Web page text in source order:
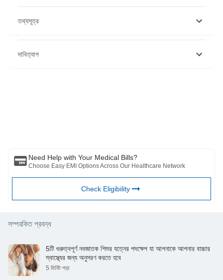
তথ্যসূত্র
https://www.who.int/news-room/fact-sheets/detail/headache-
দাবিত্যাগ
Need Help with Your Medical Bills?
Choose Easy EMI Options Across Our Healthcare Network
Check Eligibility
সম্পরকিত প্রবন্ধ
5টি গুরুত্বপূর্ণ নবজাতক শিশুর যত্নের পদক্ষেপ যা আপনাকে আপনার বাচ্চার
স্বাস্থ্যের জন্য অনুসরণ করতে হবে
5 মিনিট পড়া